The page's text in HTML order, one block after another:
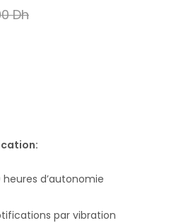
Dh
heures d’autonomie
par vibration